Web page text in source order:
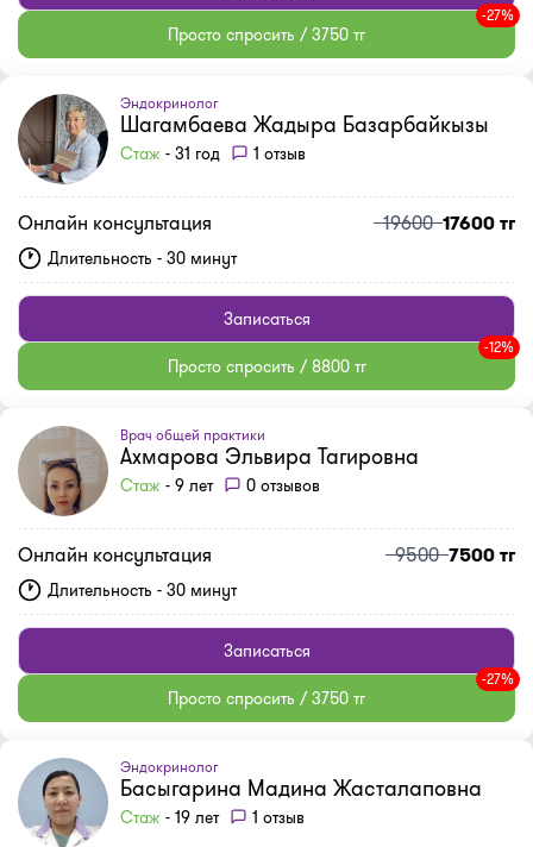
Просто спросить / 3750 тг
-27%
Эндокринолог
Шагамбаева Жадыра Базарбайкызы
Стаж - 31 год 1 отзыв
Онлайн консультация 1960017600 тг
Длительность - 30 минут
Записаться
Просто спросить / 8800 тг
-12%
Врач общей практики
Ахмарова Эльвира Тагировна
Стаж - 9 лет 0 отзывов
Онлайн консультация 95007500 тг
Длительность - 30 минут
Записаться
Просто спросить / 3750 тг
-27%
Эндокринолог
Басыгарина Мадина Жасталаповна
Стаж - 19 лет 1 отзыв